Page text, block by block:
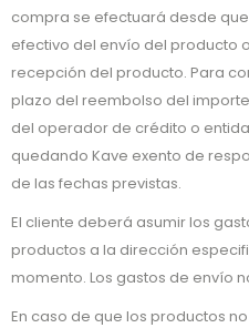
compra se efectuará desde
efectivo del envío del producto
recepción del producto. Para
plazo del reembolso del
del operador de crédito o
quedando Kave exento de
de las fechas previstas.
El cliente deberá asumir los
productos a la dirección
momento. Los gastos de envío
En caso de que los productos